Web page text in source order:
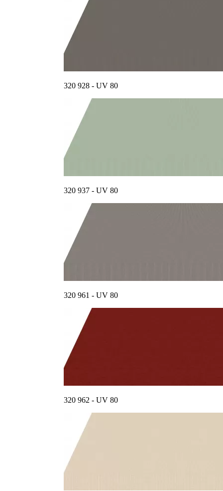
320 928 - UV 80
320 937 - UV 80
320 961 - UV 80
320 962 - UV 80